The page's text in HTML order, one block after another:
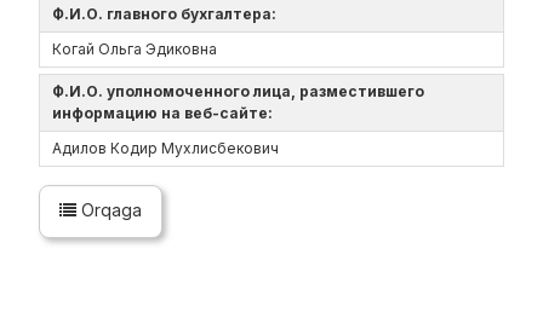
Ф.И.О. главного бухгалтера:
Когай Ольга Эдиковна
Ф.И.О. уполномоченного лица, разместившего
информацию на веб-сайте:
Адилов Кодир Мухлисбекович
Orqaga